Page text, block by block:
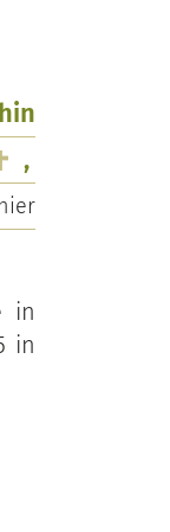
,
in
in